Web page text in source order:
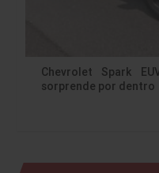
Chevrolet Spark
sorprende por dentro